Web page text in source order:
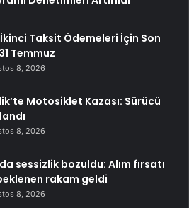
Taksit Ödemeleri İçin Son
Temmuz
8, 2026
Motosiklet Kazası: Sürücü
8, 2026
sessizlik bozuldu: Alım fırsatı
rakam geldi
8, 2026